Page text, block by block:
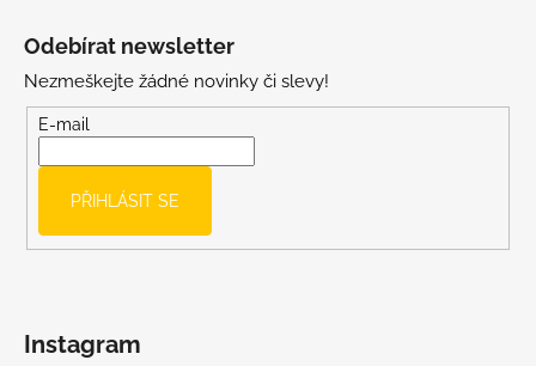
Odebírat newsletter
Nezmeškejte žádné novinky či slevy!
E-mail
PŘIHLÁSIT SE
Instagram